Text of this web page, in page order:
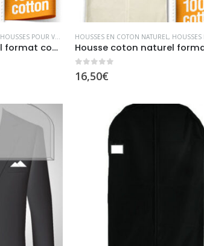
HOUSSES POUR VÊTEMENTS
Housse coton naturel format court blanc
HOUSSES EN COTON NATUREL, HOUSSES
0 sur 5
16,50€